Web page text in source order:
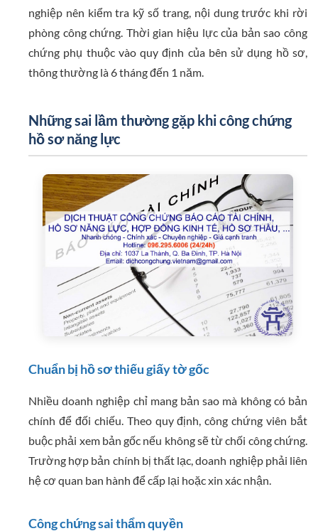
nghiệp nên kiểm tra kỹ số trang, nội dung trước khi rời
phòng công chứng. Thời gian hiệu lực của bản sao công
chứng phụ thuộc vào quy định của bên sử dụng hồ sơ,
thông thường là 6 tháng đến 1 năm.
Những sai lầm thường gặp khi công chứng
hồ sơ năng lực
Chuẩn bị hồ sơ thiếu giấy tờ gốc
Nhiều doanh nghiệp chỉ mang bản sao mà không có bản
chính để đối chiếu. Theo quy định, công chứng viên bắt
buộc phải xem bản gốc nếu không sẽ từ chối công chứng.
Trường hợp bản chính bị thất lạc, doanh nghiệp phải liên
hệ cơ quan ban hành để cấp lại hoặc xin xác nhận.
Công chứng sai thẩm quyền